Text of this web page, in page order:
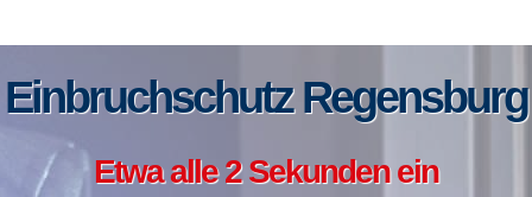
Einbruchschutz Regensburg
Etwa alle 2 Sekunden ein